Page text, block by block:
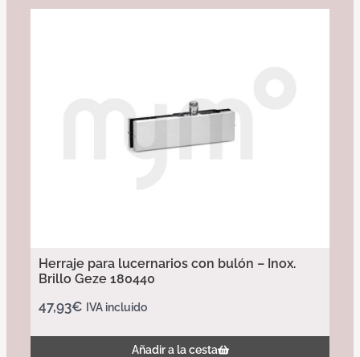
Herraje para lucernarios con bulón – Inox.
Brillo Geze 180440
47,93€ IVA incluido
Añadir a la cesta